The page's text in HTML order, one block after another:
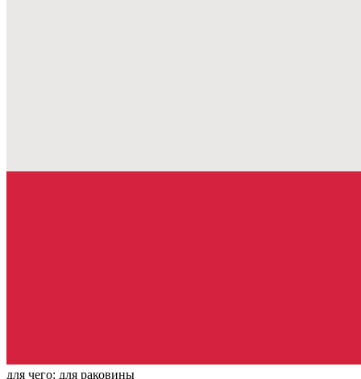
для чего: для раковины